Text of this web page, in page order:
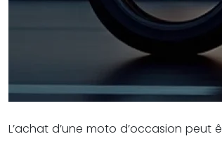
L’achat d’une moto d’occasion